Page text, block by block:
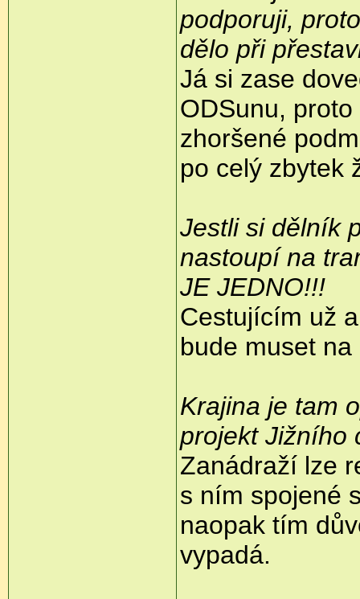
podporuji,
dělo při
Já si zase
ODSunu,
zhoršené
po celý zbytek
Jestli si dělník
nastoupí na
JE JEDNO!!!
Cestujícím už
bude muset
Krajina je tam
projekt Jižního
Zanádraží lze
s ním spojené
naopak tím
vypadá.